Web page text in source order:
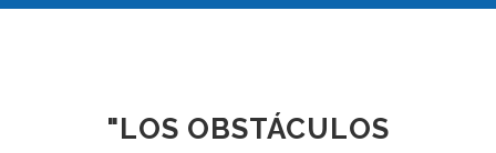
"LOS OBSTÁCULOS